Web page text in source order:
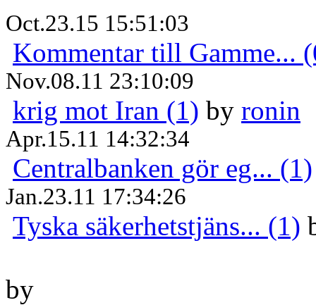
Oct.23.15 15:51:03
Kommentar till Gamme...
Nov.08.11 23:10:09
krig mot Iran (1) by ronin
Apr.15.11 14:32:34
Centralbanken gör eg... (1)
Jan.23.11 17:34:26
Tyska säkerhetstjäns... (1)
by